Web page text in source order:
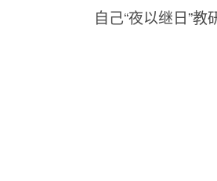
自己“夜以继日”